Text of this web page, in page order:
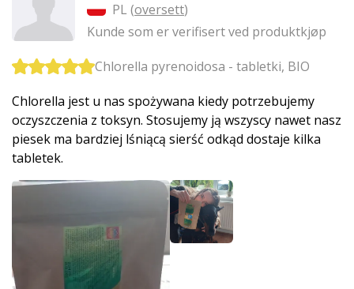
PL (oversett)
Kunde som er verifisert ved produktkjøp
Chlorella pyrenoidosa - tabletki, BIO
Chlorella jest u nas spożywana kiedy potrzebujemy
oczyszczenia z toksyn. Stosujemy ją wszyscy nawet nasz
piesek ma bardziej lśniącą sierść odkąd dostaje kilka
tabletek.